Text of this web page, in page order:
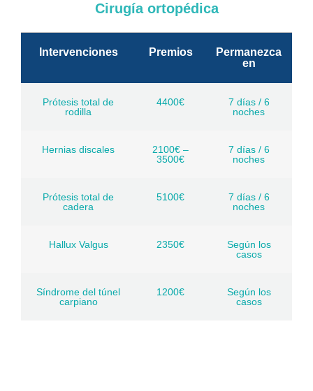
Cirugía ortopédica
Intervenciones Premios
Permanezca
en
Prótesis total de
rodilla
4400€
7 días / 6
noches
Hernias discales
2100€ –
3500€
7 días / 6
noches
Prótesis total de
cadera
5100€
7 días / 6
noches
Hallux Valgus 2350€
Según los
casos
Síndrome del túnel
carpiano
1200€
Según los
casos